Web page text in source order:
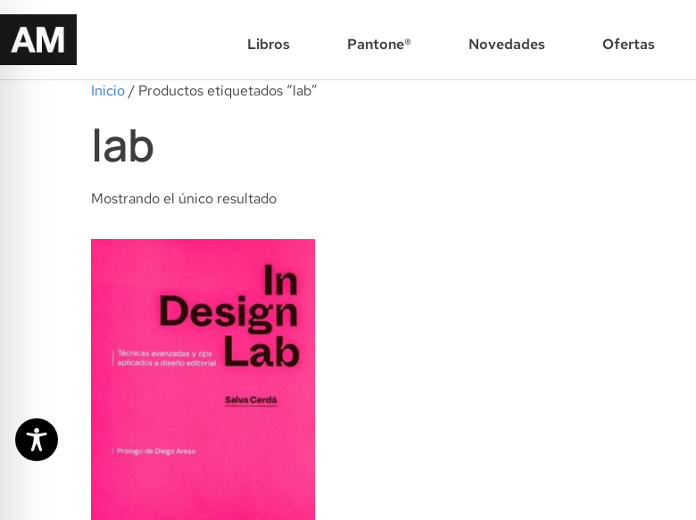
Libros Pantone® Novedades Ofertas
Inicio / Productos etiquetados “lab”
lab
Mostrando el único resultado